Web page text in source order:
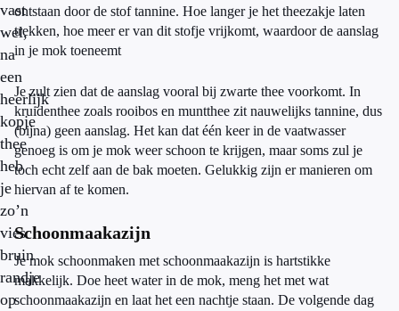
vast
wel,
na
een
heerlijk
kopje
thee
heb
je
zo’n
vies
bruin
randje
op
ontstaan door de stof tannine. Hoe langer je het theezakje laten
trekken, hoe meer er van dit stofje vrijkomt, waardoor de aanslag
in je mok toeneemt
Je zult zien dat de aanslag vooral bij zwarte thee voorkomt. In
kruidenthee zoals rooibos en muntthee zit nauwelijks tannine, dus
(bijna) geen aanslag. Het kan dat één keer in de vaatwasser
genoeg is om je mok weer schoon te krijgen, maar soms zul je
toch echt zelf aan de bak moeten. Gelukkig zijn er manieren om
hiervan af te komen.
Schoonmaakazijn
Je mok schoonmaken met schoonmaakazijn is hartstikke
makkelijk. Doe heet water in de mok, meng het met wat
schoonmaakazijn en laat het een nachtje staan. De volgende dag